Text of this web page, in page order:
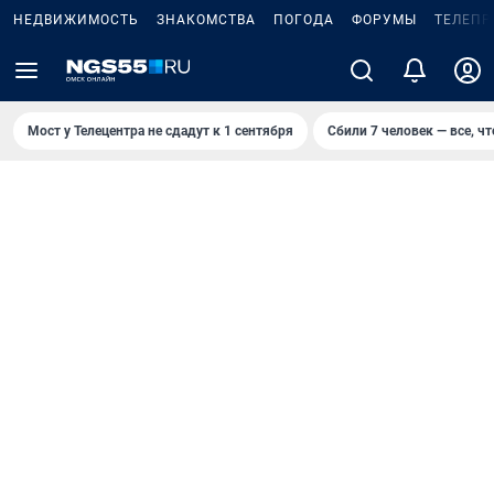
НЕДВИЖИМОСТЬ ЗНАКОМСТВА ПОГОДА ФОРУМЫ
Мост у Телецентра не сдадут к 1 сентября Сбили 7 человек — все,